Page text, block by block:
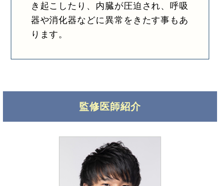
き起こしたり、内臓が圧迫され、呼吸
器や消化器などに異常をきたす事もあ
ります。
監修医師紹介